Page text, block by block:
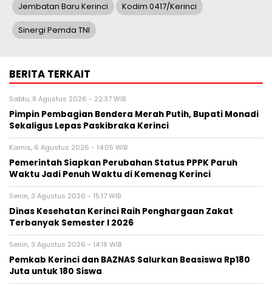
Jembatan Baru Kerinci Kodim 0417/kerinci
Sinergi Pemda TNI
BERITA TERKAIT
Sabtu, 8 Agustus 2026 - 22:37 WIB
Pimpin Pembagian Bendera Merah Putih, Bupati Monadi
Sekaligus Lepas Paskibraka Kerinci
Kamis, 6 Agustus 2026 - 14:05 WIB
Pemerintah Siapkan Perubahan Status PPPK Paruh
Waktu Jadi Penuh Waktu di Kemenag Kerinci
Senin, 3 Agustus 2026 - 15:17 WIB
Dinas Kesehatan Kerinci Raih Penghargaan Zakat
Terbanyak Semester I 2026
Senin, 3 Agustus 2026 - 14:18 WIB
Pemkab Kerinci dan BAZNAS Salurkan Beasiswa Rp180
Juta untuk 180 Siswa